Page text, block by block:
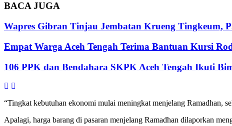
BACAJUGA
Wapres Gibran Tinjau Jembatan Krueng Tingkeum,
Empat Warga Aceh Tengah Terima Bantuan Kursi
106 PPK dan Bendahara SKPK Aceh Tengah Ikuti
“Tingkat kebutuhan ekonomi mulai meningkat menjelang Ramadhan,
Apalagi, harga barang di pasaran menjelang Ramadhan dilaporkan